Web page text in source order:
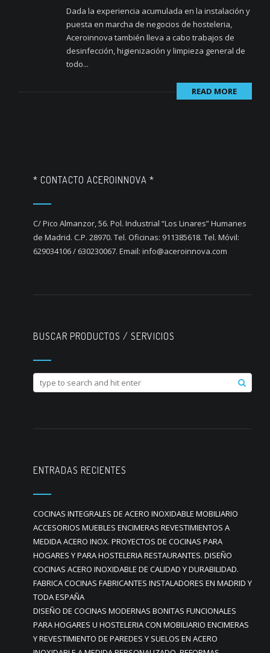
Dada la experiencia acumulada en la instalación y
puesta en marcha de negocios de hosteleria,
Aceroinnova también lleva a cabo trabajos de
desinfección, higienización y limpieza general de
todo...
READ MORE
* CONTACTO ACEROINNOVA *
C/ Pico Almanzor, 56. Pol. Industrial “Los Linares” Humanes
de Madrid. C.P. 28970. Tel. Oficinas: 911385618. Tel. Móvil:
629034106 / 630230067. Email: info@aceroinnova.com
BUSCAR PRODUCTOS / SERVICIOS
ENTRADAS RECIENTES
COCINAS INTEGRALES DE ACERO INOXIDABLE MOBILIARIO
ACCESORIOS MUEBLES ENCIMERAS REVESTIMIENTOS A
MEDIDA ACERO INOX. PROYECTOS DE COCINAS PARA
HOGARES Y PARA HOSTELERIA RESTAURANTES. DISEÑO
COCINAS ACERO INOXIDABLE DE CALIDAD Y DURABILIDAD.
FABRICA COCINAS FABRICANTES INSTALADORES EN MADRID Y
TODA ESPAÑA
DISEÑO DE COCINAS MODERNAS BONITAS FUNCIONALES
PARA HOGARES U HOSTELERIA CON MOBILIARIO ENCIMERAS
Y REVESTIMIENTO DE PAREDES Y SUELOS EN ACERO